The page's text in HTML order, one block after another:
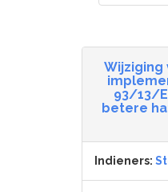
Wijziging
93/13/
betere
Indieners: